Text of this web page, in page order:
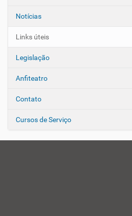
Notícias
Links úteis
Legislação
Anfiteatro
Contato
Cursos de Serviço